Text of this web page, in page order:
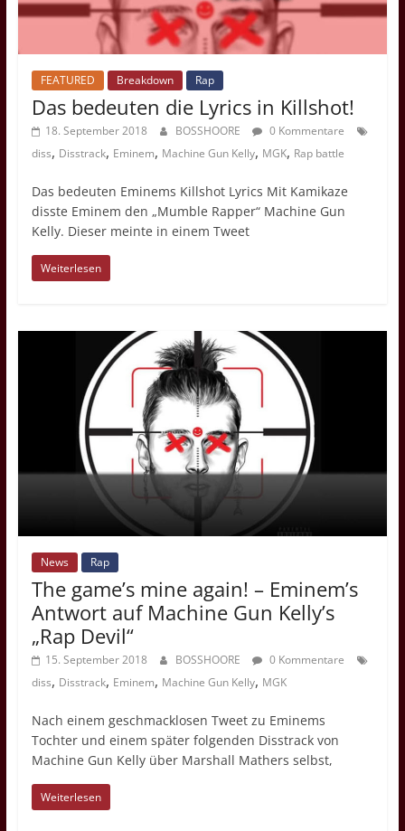
FEATURED Breakdown Rap
Das bedeuten die Lyrics in Killshot!
18. September 2018 BOSSHOORE
0 Kommentare
diss, Disstrack, Eminem, Machine Gun Kelly, MGK, Rap battle
Das bedeuten Eminems Killshot Lyrics Mit Kamikaze
disste Eminem den „Mumble Rapper“ Machine Gun
Kelly. Dieser meinte in einem Tweet
Weiterlesen
News Rap
The game’s mine again! – Eminem’s
Antwort auf Machine Gun Kelly’s
„Rap Devil“
15. September 2018 BOSSHOORE
0 Kommentare
diss, Disstrack, Eminem, Machine Gun Kelly, MGK
Nach einem geschmacklosen Tweet zu Eminems
Tochter und einem später folgenden Disstrack von
Machine Gun Kelly über Marshall Mathers selbst,
Weiterlesen